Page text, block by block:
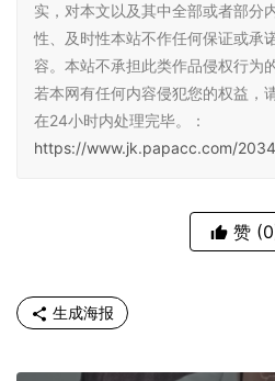
实，对本文以及其中全部或者部分
性、及时性本站不作任何保证或承
容。本站不承担此类作品侵权行为
若本网有任何内容侵犯您的权益，
在24小时内处理完毕。：
https://www.jk.papacc.com/
赞
生成海报